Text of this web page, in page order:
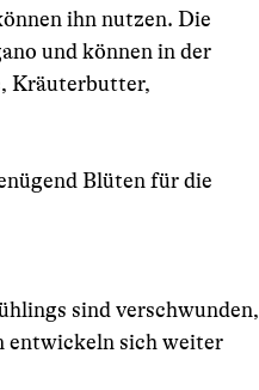
ihn nutzen. Die
und können in der
Kräuterbutter,
Blüten für die
sind verschwunden,
entwickeln sich weiter